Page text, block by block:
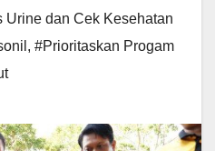
Urine dan Cek Kesehatan
, #Prioritaskan Progam